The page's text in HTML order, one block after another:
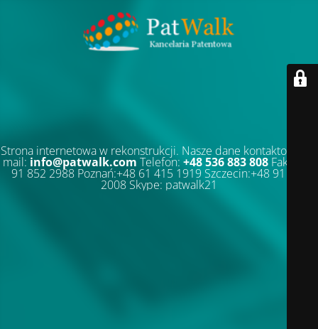
Strona internetowa w rekonstrukcji. Nasze dane kontaktowe: E-
mail: info@patwalk.com Telefon: +48 536 883 808 Faks:+48
91 852 2988 Poznań:+48 61 415 1919 Szczecin:+48 91 852
2008 Skype: patwalk21